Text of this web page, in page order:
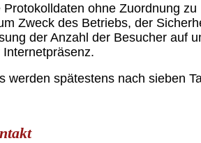
ohne Zuordnung
Zweck des Betriebs, der
der Anzahl der Besucher auf
werden spätestens nach sieben